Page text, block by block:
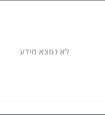
לא נמצא מידע